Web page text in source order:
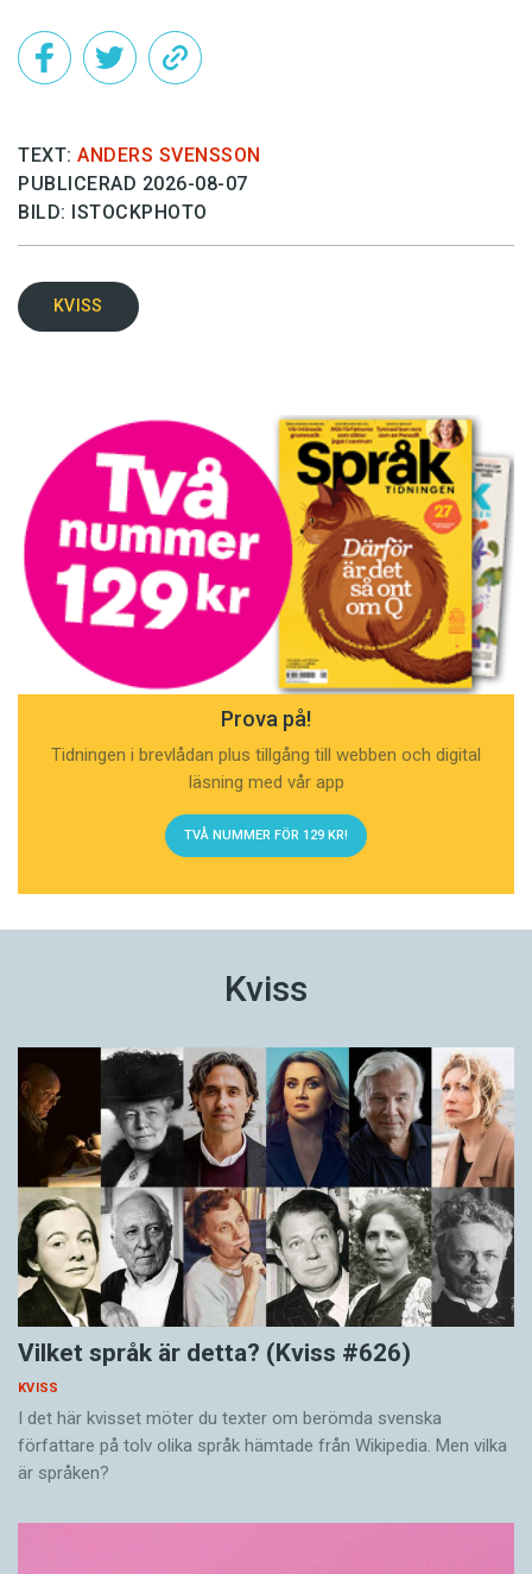
TEXT: ANDERS SVENSSON
PUBLICERAD 2026-08-07
BILD: ISTOCKPHOTO
KVISS
Prova på!
Tidningen i brevlådan plus tillgång till webben och digital
läsning med vår app
TVÅ NUMMER FÖR 129 KR!
Kviss
Vilket språk är detta? (Kviss #626)
KVISS
I det här kvisset möter du texter om berömda svenska
författare på tolv olika språk hämtade från Wikipedia. Men vilka
är språken?